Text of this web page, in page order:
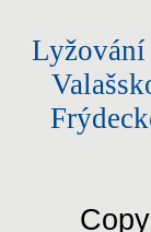
Lyžování